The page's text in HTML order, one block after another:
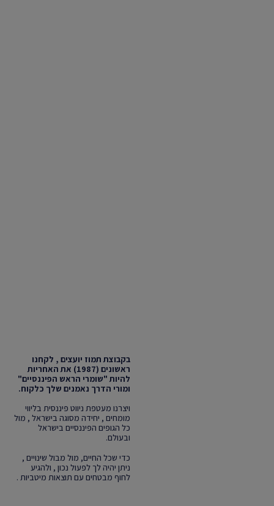
בקבוצת תמוז יועצים , לקחנו
ראשונים (1987) את האחריות
להיות "שומרי הראש הפיננסיים"
ומורי הדרך נאמנים שלך כלקוח.
ויצרנו מעטפת ניווט פיננסית בליווי
מומחים , יחידה מסוגה בישראל , מול
כל הגופים הפיננסיים בישראל
ובעולם.
כדי שכל החיים, מול מבול שינויים ,
ניתן יהיה לך לפעול נכון , ולהגיע
לחוף מבטחים עם תוצאות מיטביות .